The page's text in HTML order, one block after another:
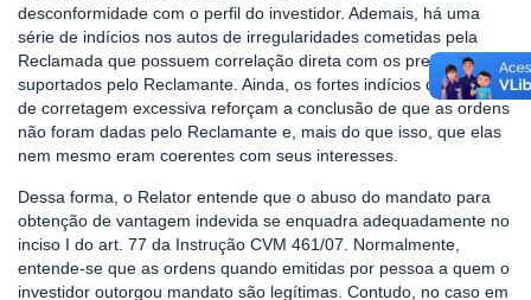
desconformidade com o perfil do investidor. Ademais, há uma
série de indícios nos autos de irregularidades cometidas pela
Reclamada que possuem correlação direta com os prejuízos
suportados pelo Reclamante. Ainda, os fortes indícios de geração
de corretagem excessiva reforçam a conclusão de que as ordens
não foram dadas pelo Reclamante e, mais do que isso, que elas
nem mesmo eram coerentes com seus interesses.
Dessa forma, o Relator entende que o abuso do mandato para
obtenção de vantagem indevida se enquadra adequadamente no
inciso I do art. 77 da Instrução CVM 461/07. Normalmente,
entende-se que as ordens quando emitidas por pessoa a quem o
investidor outorgou mandato são legítimas. Contudo, no caso em